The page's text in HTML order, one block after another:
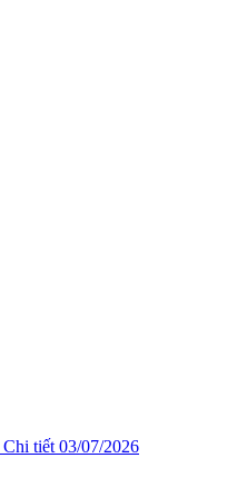
Chi tiết 03/07/2026